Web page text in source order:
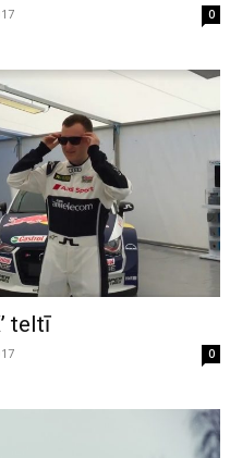
0
teltī
0